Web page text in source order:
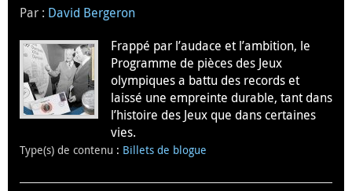
Par : David Bergeron
Frappé par l’audace et l’ambition, le
Programme de pièces des Jeux
olympiques a battu des records et
laissé une empreinte durable, tant dans
l’histoire des Jeux que dans certaines
vies.
Type(s) de contenu : Billets de blogue